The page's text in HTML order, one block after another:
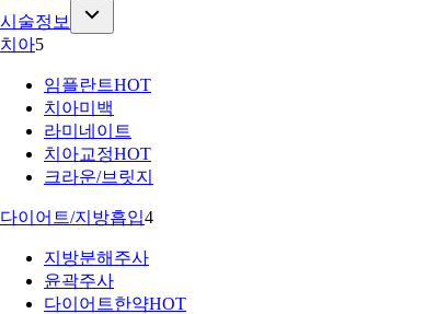
시술정보
치아5
임플란트HOT
치아미백
라미네이트
치아교정HOT
크라운/브릿지
다이어트/지방흡입4
지방분해주사
윤곽주사
다이어트한약HOT